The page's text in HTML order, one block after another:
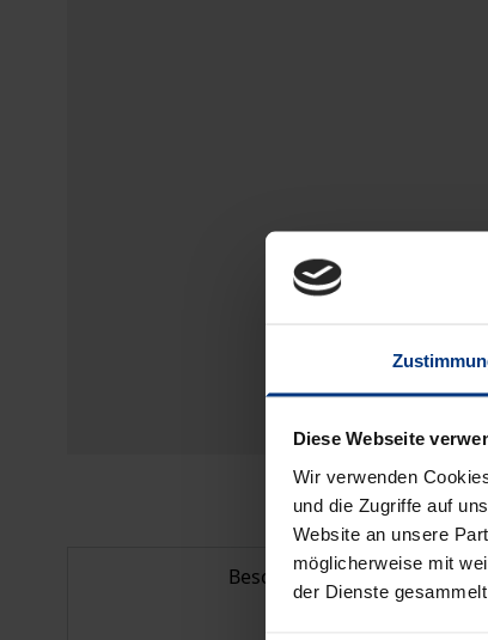
Diese Webseite
Wir verwenden
und die Zugriffe auf
Website an unsere
möglicherweise mit
der Dienste
Beschreibung